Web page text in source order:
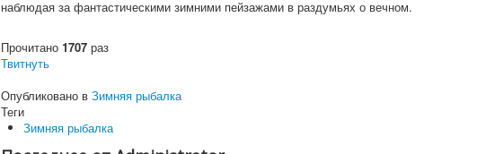
наблюдая за фантастическими зимними пейзажами в раздумьях о вечном.
Прочитано 1707раз
Твитнуть
Опубликовано в Зимняя рыбалка
Теги
Зимняя рыбалка